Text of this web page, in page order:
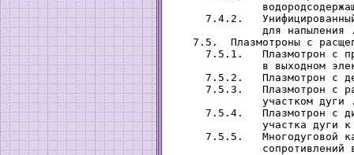
7.4.2.
для напыления
7.5.  Плазмотроны с
7.5.1.   Плазмотрон с
в выходном
7.5.2.   Плазмотрон с
7.5.3.   Плазмотрон с
участком дуги
7.5.4.   Плазмотрон с
участка дуги
7.5.5.   Многодуговой
сопротивлений